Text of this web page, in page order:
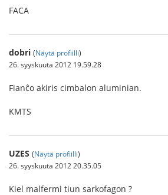
FACA
dobri (Näytä profiilli)
26. syyskuuta 2012 19.59.28
Fianĉo akiris cimbalon aluminian.
KMTS
UZES (Näytä profiilli)
26. syyskuuta 2012 20.35.05
Kiel malfermi tiun sarkofagon ?